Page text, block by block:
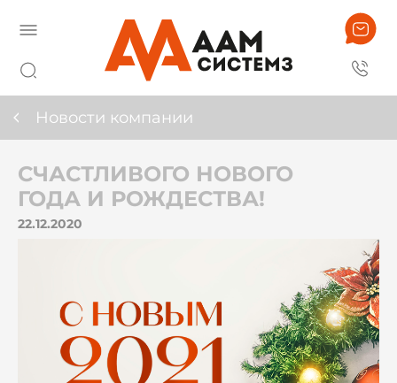
Новости компании
СЧАСТЛИВОГО НОВОГО
ГОДА И РОЖДЕСТВА!
22.12.2020